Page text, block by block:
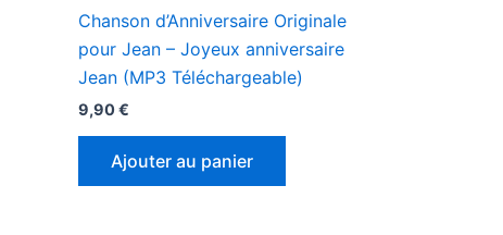
Chanson d’Anniversaire Originale
pour Jean – Joyeux anniversaire
Jean (MP3 Téléchargeable)
9,90€
Ajouter au panier